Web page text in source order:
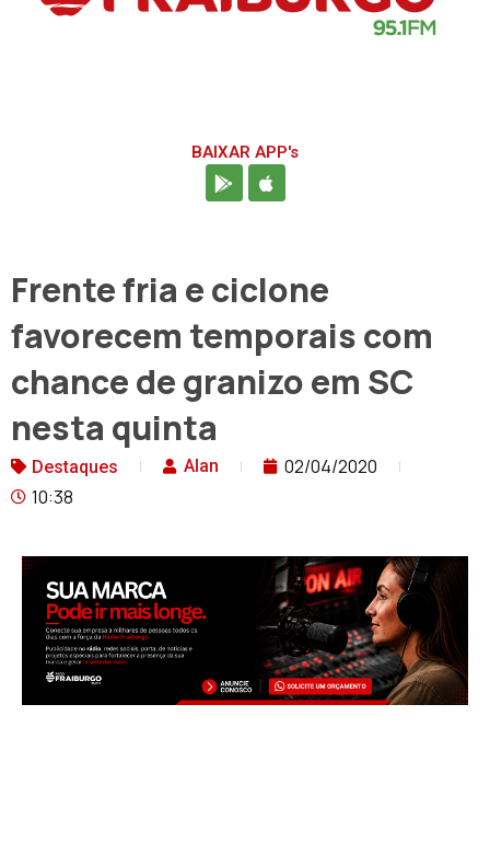
BAIXAR APP's
Frente fria e ciclone
favorecem temporais com
chance de granizo em SC
nesta quinta
Destaques Alan
02/04/2020
10:38